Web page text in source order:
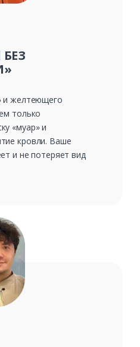
и желтеющего
только
«муар» и
кровли. Ваше
и не потеряет вид